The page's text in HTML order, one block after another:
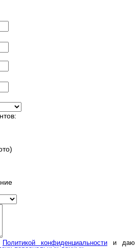
Политикой конфиденциальности и даю